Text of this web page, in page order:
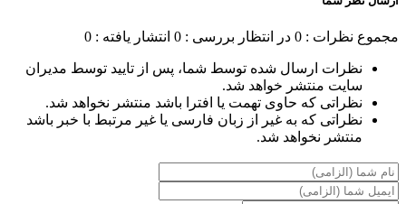
مجموع نظرات : 0 در انتظار بررسی : 0 انتشار یافته : 0
نظرات ارسال شده توسط شما، پس از تایید توسط مدیران
سایت منتشر خواهد شد.
نظراتی که حاوی تهمت یا افترا باشد منتشر نخواهد شد.
نظراتی که به غیر از زبان فارسی یا غیر مرتبط با خبر باشد
منتشر نخواهد شد.